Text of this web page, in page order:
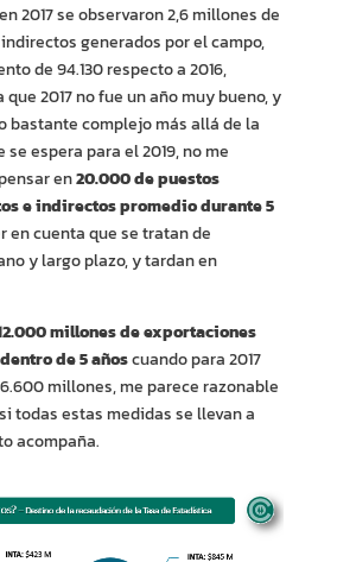
2017 se observaron 2,6 millones de
generados por el campo,
de 94.130 respecto a 2016,
2017 no fue un año muy bueno, y
bastante complejo más allá de la
espera para el 2019, no me
en20.000 de puestos
e indirectos promedio durante 5
en cuenta que se tratan de
y largo plazo, y tardan en
millones de exportaciones
de 5 añoscuando para 2017
millones, me parece razonable
todas estas medidas se llevan a
acompaña.